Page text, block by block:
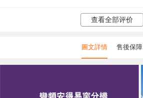
查看全部评价
圖文詳情 售後保障